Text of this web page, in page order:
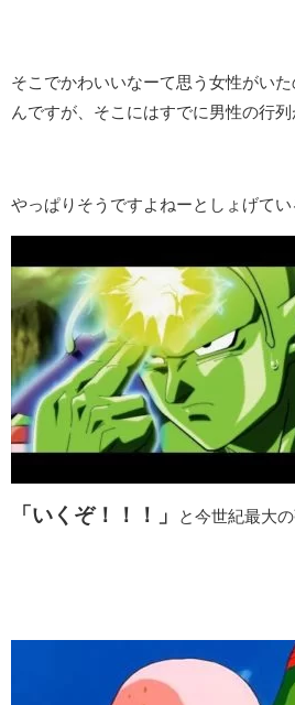
そこでかわいいなーて思う女性がい
んですが、そこにはすでに男性の行列
やっぱりそうですよねーとしょげて
「いくぞ！！！」 と今世紀最大の